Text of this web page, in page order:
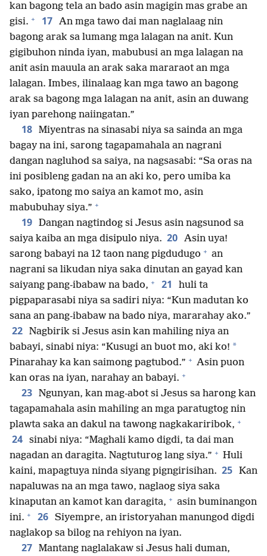
kan bagong tela an bado asin magigin mas grabe an
gisi. + 17 An mga tawo dai man naglalaag nin
bagong arak sa lumang mga lalagan na anit. Kun
gigibuhon ninda iyan, mabubusi an mga lalagan na
anit asin mauula an arak saka mararaot an mga
lalagan. Imbes, ilinalaag kan mga tawo an bagong
arak sa bagong mga lalagan na anit, asin an duwang
iyan parehong naiingatan.”
18 Miyentras na sinasabi niya sa sainda an mga
bagay na ini, sarong tagapamahala an nagrani
dangan nagluhod sa saiya, na nagsasabi: “Sa oras na
ini posibleng gadan na an aki ko, pero umiba ka
sako, ipatong mo saiya an kamot mo, asin
mabubuhay siya.” +
19 Dangan nagtindog si Jesus asin nagsunod sa
saiya kaiba an mga disipulo niya. 20 Asin uya!
sarong babayi na 12 taon nang pigdudugo + an
nagrani sa likudan niya saka dinutan an gayad kan
saiyang pang-ibabaw na bado, + 21
huli ta
pigpaparasabi niya sa sadiri niya: “Kun madutan ko
sana an pang-ibabaw na bado niya, mararahay ako.”
22 Nagbirik si Jesus asin kan mahiling niya an
babayi, sinabi niya: “Kusugi an buot mo, aki ko! *
Pinarahay ka kan saimong pagtubod.” + Asin puon
kan oras na iyan, narahay an babayi. +
23 Ngunyan, kan mag-abot si Jesus sa harong kan
tagapamahala asin mahiling an mga paratugtog nin
plawta saka an dakul na tawong nagkakariribok, +
24 sinabi niya: “Maghali kamo digdi, ta dai man
nagadan an daragita. Nagtuturog lang siya.” + Huli
kaini, mapagtuya ninda siyang pigngirisihan. 25 Kan
napaluwas na an mga tawo, naglaog siya saka
kinaputan an kamot kan daragita, + asin buminangon
ini. + 26 Siyempre, an iristoryahan manungod digdi
naglakop sa bilog na rehiyon na iyan.
27 Mantang naglalakaw si Jesus hali duman,